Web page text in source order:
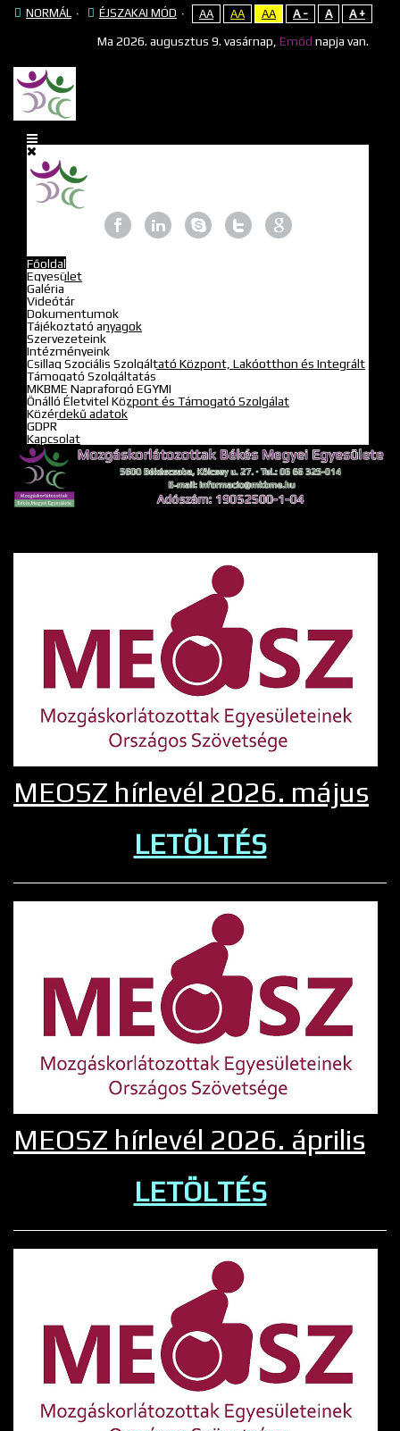
NORMÁL ÉJSZAKAI MÓD AA AA AA A - A A +
Ma 2026. augusztus 9. vasárnap, Emőd napja van.
Főoldal
Egyesület
Galéria
Videótár
Dokumentumok
Tájékoztató anyagok
Szervezeteink
Intézményeink
Csillag Szociális Szolgáltató Központ, Lakóotthon és Integrált
Támogató Szolgáltatás
MKBME Napraforgó EGYMI
Önálló Életvitel Központ és Támogató Szolgálat
Közérdekű adatok
GDPR
Kapcsolat
MEOSZ hírlevél 2026. május
LETÖLTÉS
MEOSZ hírlevél 2026. április
LETÖLTÉS